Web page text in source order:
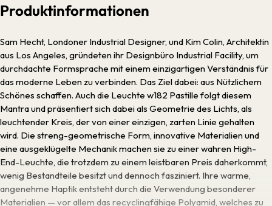
Produktinformationen
Sam Hecht, Londoner Industrial Designer, und Kim Colin, Architektin
aus Los Angeles, gründeten ihr Designbüro Industrial Facility, um
durchdachte Formsprache mit einem einzigartigen Verständnis für
das moderne Leben zu verbinden. Das Ziel dabei: aus Nützlichem
Schönes schaffen. Auch die Leuchte w182 Pastille folgt diesem
Mantra und präsentiert sich dabei als Geometrie des Lichts, als
leuchtender Kreis, der von einer einzigen, zarten Linie gehalten
wird. Die streng-geometrische Form, innovative Materialien und
eine ausgeklügelte Mechanik machen sie zu einer wahren High-
End-Leuchte, die trotzdem zu einem leistbaren Preis daherkommt,
wenig Bestandteile besitzt und dennoch fasziniert. Ihre warme,
angenehme Haptik entsteht durch die Verwendung besonderer
Materialien — vor allem das recyclingfähige Polyamid, welches zu